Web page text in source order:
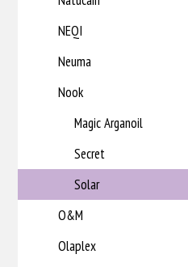
NEQI
Neuma
Nook
Magic Arganoil
Secret
Solar
O&M
Olaplex